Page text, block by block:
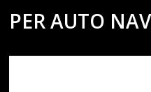
PER AUTO